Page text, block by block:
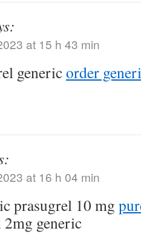
at 15 h 43 min
genericorder
at 16 h 04 min
prasugrel 10 mg
generic